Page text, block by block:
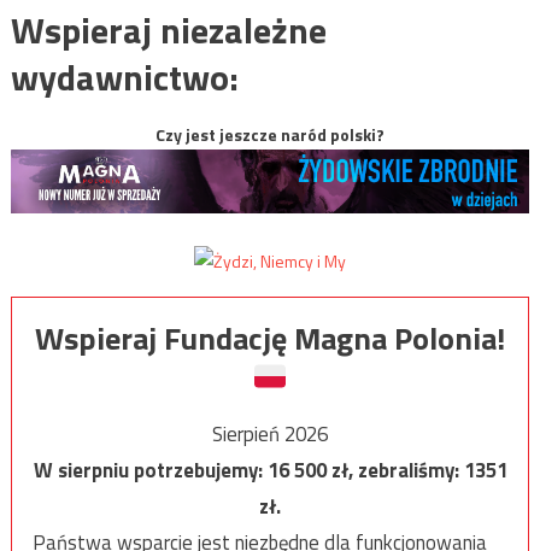
Wspieraj niezależne
wydawnictwo:
Czy jest jeszcze naród polski?
Wspieraj Fundację Magna Polonia!
Sierpień 2026
W sierpniu potrzebujemy:16 500zł, zebraliśmy:1351
zł.
Państwa wsparcie jest niezbędne dla funkcjonowania